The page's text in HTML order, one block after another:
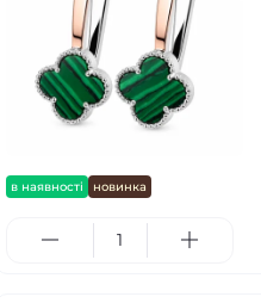
в наявності новинка